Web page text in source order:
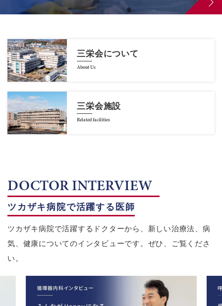
三栄会について
About Us
三栄会施設
Related facilities
DOCTOR INTERVIEW
ツカザキ病院で活躍する医師
ツカザキ病院で活躍するドクターから、新しい治療法、病
気、健康についてのインタビューです。ぜひ、ご覧くださ
い。